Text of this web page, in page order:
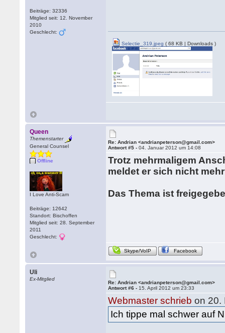
Beiträge: 32336
Mitglied seit: 12. November
2010
Geschlecht:
Selectie_319.jpeg ( 68 KB | Downloads )
Queen
Themenstarter
General Counsel
Offline
I Love Anti-Scam
Beiträge: 12642
Standort: Bischoffen
Mitglied seit: 28. September
2011
Geschlecht:
Re: Andrian <andrianpeterson@gmail.com>
Antwort #5 -04. Januar 2012 um 14:08
Trotz mehrmaligem
meldet er sich nicht
Das Thema ist
Skype/VoIP Facebook
Uli
Ex-Mitglied
Re: Andrian <andrianpeterson@gmail.com>
Antwort #6 - 15. April 2012 um 23:33
Webmaster schrieb on 20.
Ich tippe mal schwer auf